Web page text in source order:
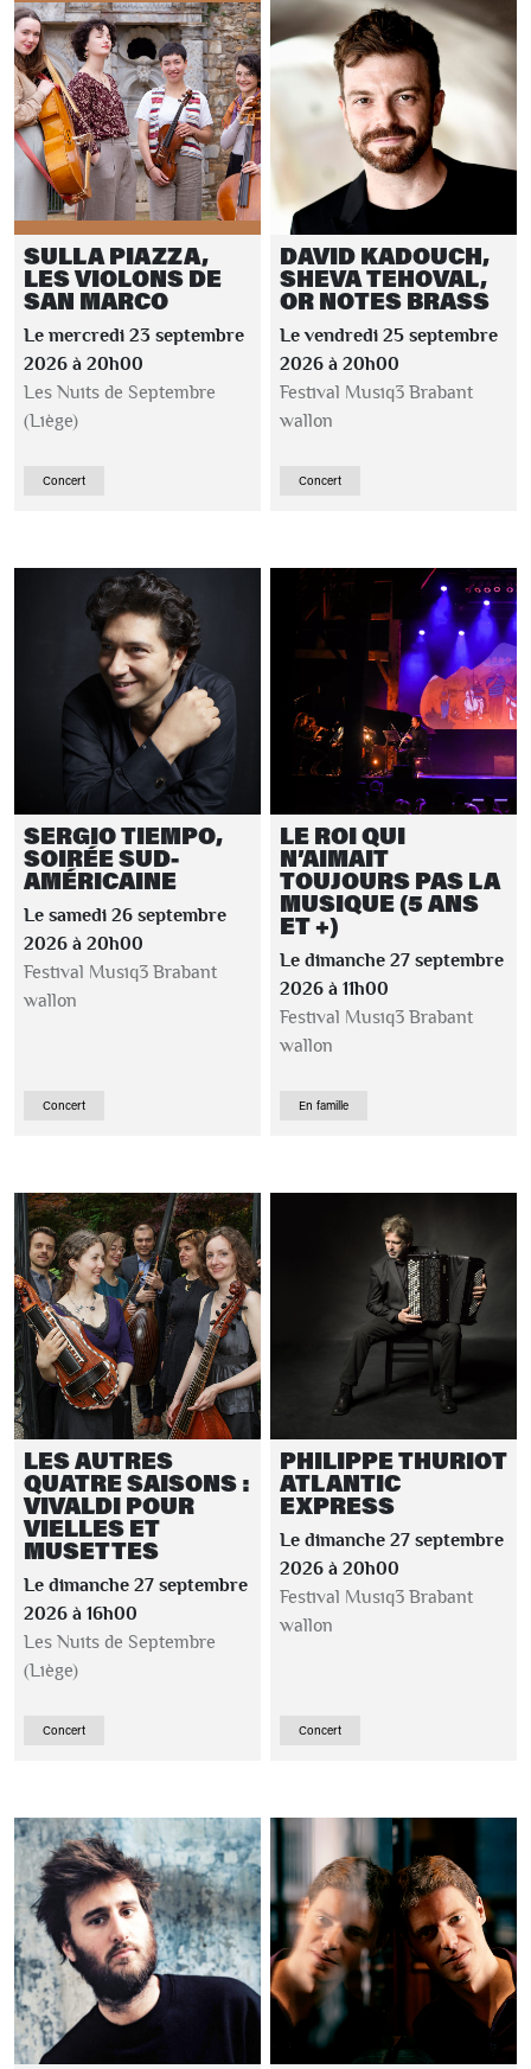
SULLA PIAZZA,
LES VIOLONS DE
SAN MARCO
Le mercredi 23 septembre
2026 à 20h00
Les Nuits de Septembre
(Liège)
Concert
DAVID KADOUCH,
SHEVA TEHOVAL,
OR NOTES BRASS
Le vendredi 25 septembre
2026 à 20h00
Festival Musiq3 Brabant
wallon
Concert
SERGIO TIEMPO,
SOIRÉE SUD-
AMÉRICAINE
Le samedi 26 septembre
2026 à 20h00
Festival Musiq3 Brabant
wallon
Concert
LE ROI QUI
N’AIMAIT
TOUJOURS PAS LA
MUSIQUE (5 ANS
ET +)
Le dimanche 27 septembre
2026 à 11h00
Festival Musiq3 Brabant
wallon
En famille
LES AUTRES
QUATRE SAISONS :
VIVALDI POUR
VIELLES ET
MUSETTES
Le dimanche 27 septembre
2026 à 16h00
Les Nuits de Septembre
(Liège)
Concert
PHILIPPE THURIOT
ATLANTIC
EXPRESS
Le dimanche 27 septembre
2026 à 20h00
Festival Musiq3 Brabant
wallon
Concert